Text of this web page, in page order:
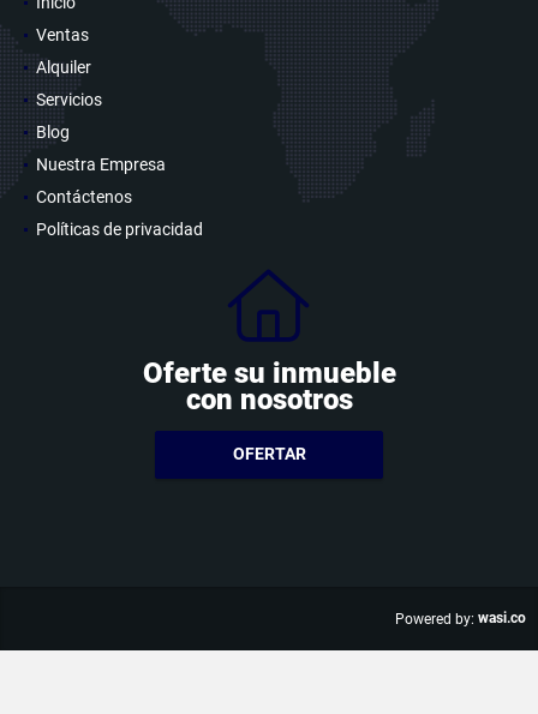
Ventas
Alquiler
Servicios
Blog
Nuestra Empresa
Contáctenos
Políticas de privacidad
Oferte su inmueble
con nosotros
OFERTAR
Powered by: wasi.co